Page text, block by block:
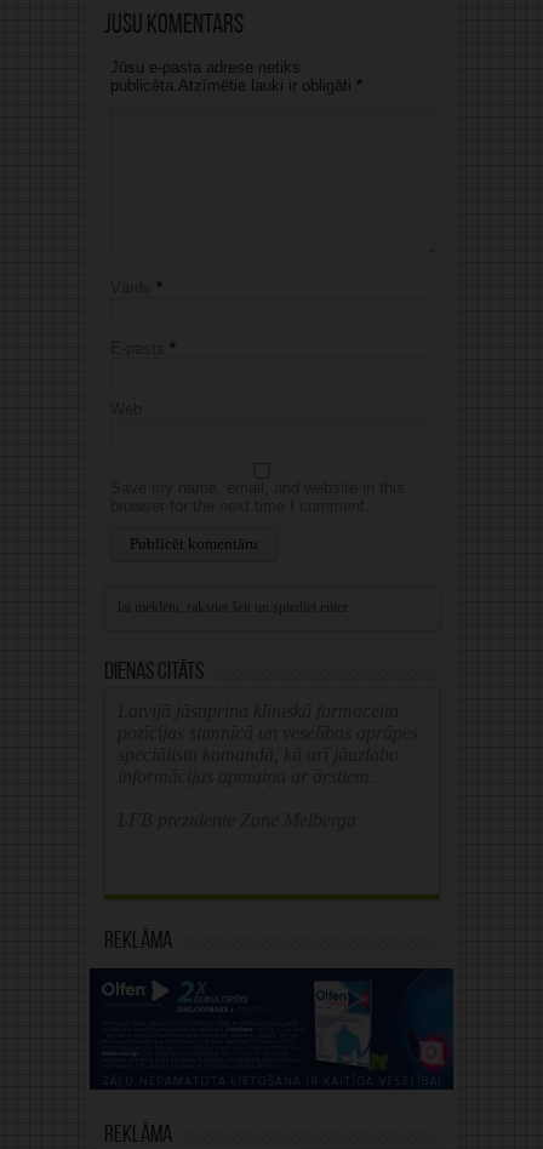
Jūsu komentārs
Jūsu e-pasta adrese netiks
publicēta.Atzīmētie lauki ir obligāti *
*
*
Dienas citāts
Reklāma
Reklāma